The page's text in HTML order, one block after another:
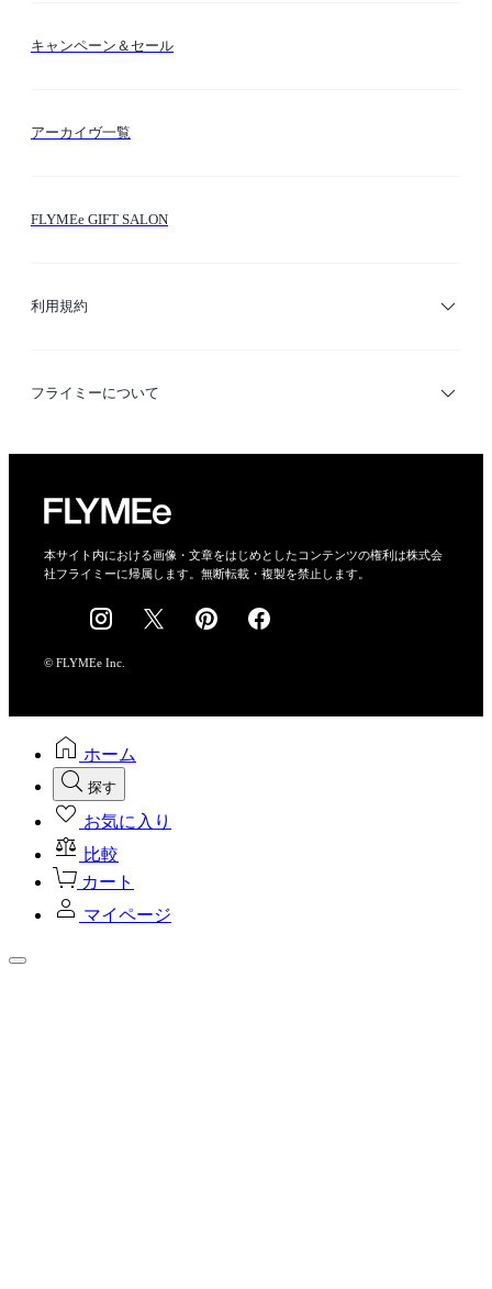
キャンペーン＆セール
アーカイヴ一覧
FLYMEe GIFT SALON
利用規約
利用規約
フライミーについて
会社概要
採用情報
本サイト内における画像・文章をはじめとしたコンテンツの権利は株式会
社フライミーに帰属します。無断転載・複製を禁止します。
© FLYMEe Inc.
ホーム
探す
お気に入り
比較
カート
マイページ